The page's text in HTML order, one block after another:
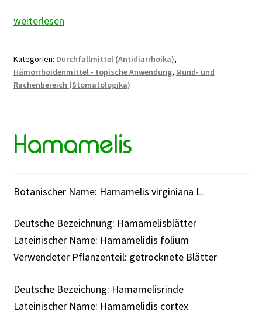
Eichenrinde
weiterlesen
Kategorien: Durchfallmittel (Antidiarrhoika),
Hämorrhoidenmittel - topische Anwendung, Mund- und
Rachenbereich (Stomatologika)
Hamamelis
Botanischer Name: Hamamelis virginiana L.
Deutsche Bezeichnung: Hamamelisblätter
Lateinischer Name: Hamamelidis folium
Verwendeter Pflanzenteil: getrocknete Blätter
Deutsche Bezeichung: Hamamelisrinde
Lateinischer Name: Hamamelidis cortex